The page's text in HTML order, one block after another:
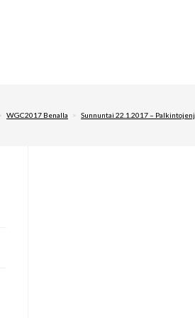
WGC2017 Benalla > Sunnuntai 22.1.2017 –